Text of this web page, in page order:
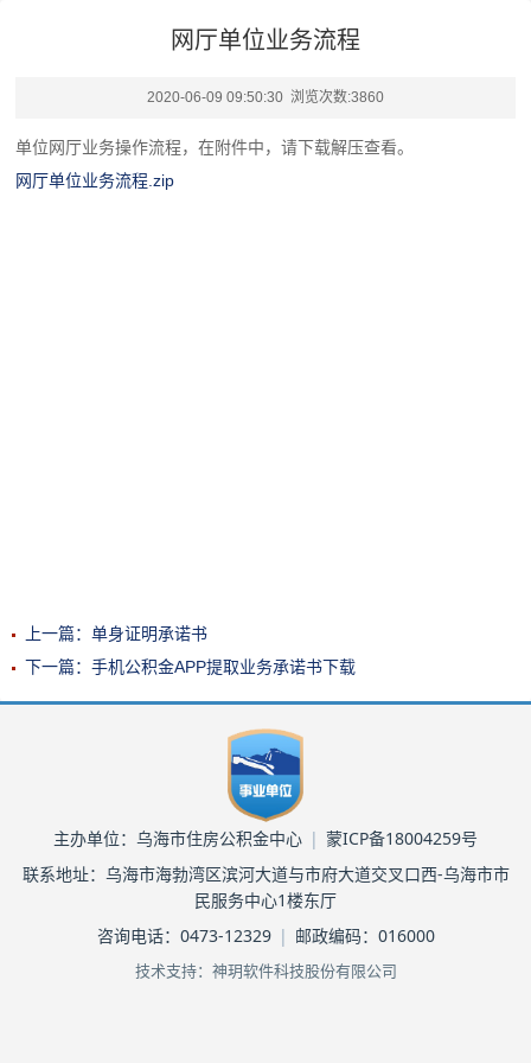
网厅单位业务流程
2020-06-09 09:50:30 浏览次数:3860
单位网厅业务操作流程，在附件中，请下载解压查看。
网厅单位业务流程.zip
上一篇：单身证明承诺书
下一篇：手机公积金APP提取业务承诺书下载
主办单位：乌海市住房公积金中心 | 蒙ICP备18004259号
联系地址：乌海市海勃湾区滨河大道与市府大道交叉口西-乌海市市
民服务中心1楼东厅
咨询电话：0473-12329 | 邮政编码：016000
技术支持：神玥软件科技股份有限公司